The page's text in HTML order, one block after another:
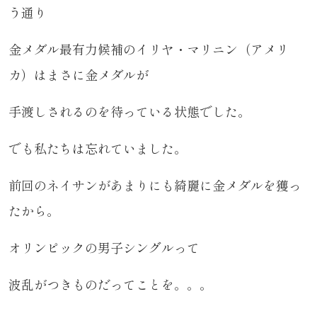
う通り
金メダル最有力候補のイリヤ・マリニン（アメリ
カ）はまさに金メダルが
手渡しされるのを待っている状態でした。
でも私たちは忘れていました。
前回のネイサンがあまりにも綺麗に金メダルを獲っ
たから。
オリンピックの男子シングルって
波乱がつきものだってことを。。。